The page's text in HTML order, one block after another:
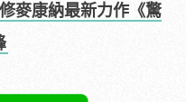
麥康納最新力作《驚